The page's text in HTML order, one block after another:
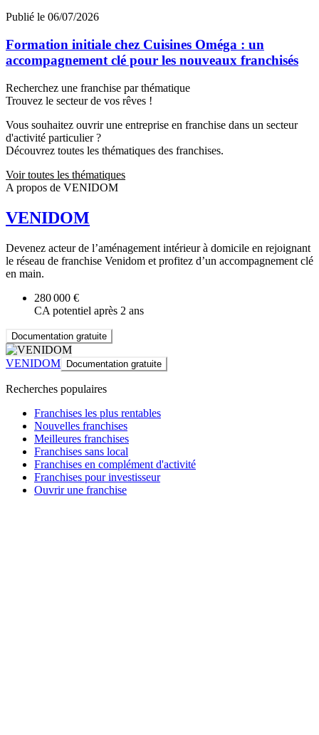
Publié le 06/07/2026
Formation initiale chez Cuisines Oméga : un
accompagnement clé pour les nouveaux franchisés
Recherchez une franchise par thématique
Trouvez le secteur de vos rêves !
Vous souhaitez ouvrir une entreprise en franchise dans un secteur
d'activité particulier ?
Découvrez toutes les thématiques des franchises.
Voir toutes les thématiques
A propos de VENIDOM
VENIDOM
Devenez acteur de l’aménagement intérieur à domicile en rejoignant
le réseau de franchise Venidom et profitez d’un accompagnement clé
en main.
280 000 €
CA potentiel après 2 ans
Documentation gratuite
VENIDOM Documentation gratuite
Recherches populaires
Franchises les plus rentables
Nouvelles franchises
Meilleures franchises
Franchises sans local
Franchises en complément d'activité
Franchises pour investisseur
Ouvrir une franchise